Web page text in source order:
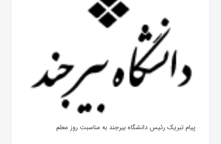
پیام تبریک رئیس دانشگاه بیرجند به مناسبت روز معلم